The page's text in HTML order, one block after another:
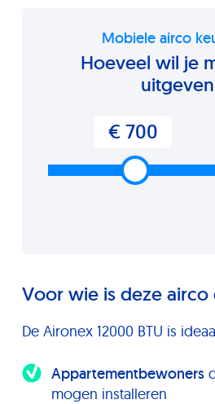
Mobiele airco
Hoeveel wil je
€ 700
Voor wie is deze airco
De Aironex 12000 BTU is
Appartementbewoners
mogen installeren